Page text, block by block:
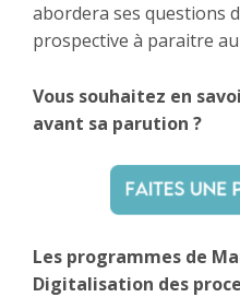
abordera ses questions
prospective à paraitre
Vous souhaitez en
avant sa parution ?
Les programmes de
Digitalisation des